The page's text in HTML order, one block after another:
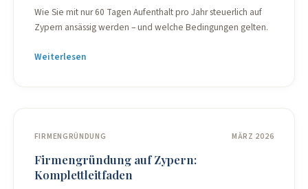
Wie Sie mit nur 60 Tagen Aufenthalt pro Jahr steuerlich auf
Zypern ansässig werden – und welche Bedingungen gelten.
Weiterlesen
FIRMENGRÜNDUNG MÄRZ 2026
Firmengründung auf Zypern:
Komplettleitfaden